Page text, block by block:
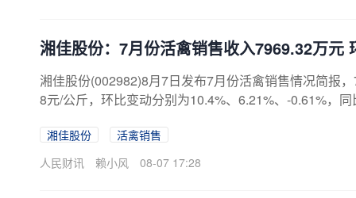
湘佳股份：7月份活禽销售收入7969.32万元
湘佳股份(002982)8月7日发布7月份活禽销售情况简报
8元/公斤，环比变动分别为10.4%、6.21%、-0.61%，
湘佳股份
活禽销售
人民财讯
赖小风 08-07 17:28